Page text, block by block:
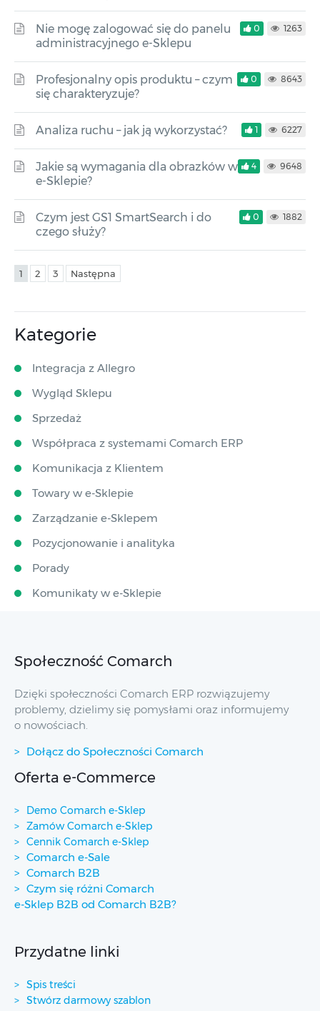
Nie mogę zalogować się do panelu
administracyjnego e-Sklepu
0 1263
Profesjonalny opis produktu – czym
się charakteryzuje?
0 8643
Analiza ruchu – jak ją wykorzystać? 1 6227
Jakie są wymagania dla obrazków w
e-Sklepie?
4 9648
Czym jest GS1 SmartSearch i do
czego służy?
0 1882
1 2 3 Następna
Kategorie
Integracja z Allegro
Wygląd Sklepu
Sprzedaż
Współpraca z systemami Comarch ERP
Komunikacja z Klientem
Towary w e-Sklepie
Zarządzanie e-Sklepem
Pozycjonowanie i analityka
Porady
Komunikaty w e-Sklepie
Społeczność Comarch
Dzięki społeczności Comarch ERP rozwiązujemy
problemy, dzielimy się pomysłami oraz informujemy
o nowościach.
Dołącz do Społeczności Comarch
Oferta e-Commerce
Demo Comarch e-Sklep
Zamów Comarch e-Sklep
Cennik Comarch e-Sklep
Comarch e-Sale
Comarch B2B
Czym się różni Comarch
e-Sklep B2B od Comarch B2B?
Przydatne linki
Spis treści
Stwórz darmowy szablon